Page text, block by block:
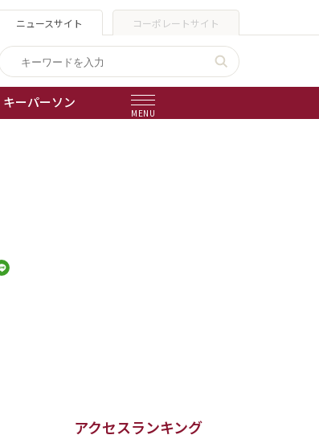
ニュースサイト コーポレートサイト
キーパーソン
MENU
アクセスランキング